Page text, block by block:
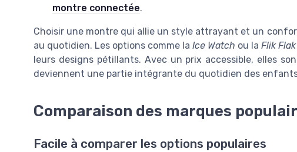
montre connectée.
Choisir une montre qui allie un style attrayant et un
au quotidien. Les options comme la Ice Watch ou la Flik Flak
leurs designs pétillants. Avec un prix accessible, elles
deviennent une partie intégrante du quotidien des
Comparaison des marques
Facile à comparer les options populaires